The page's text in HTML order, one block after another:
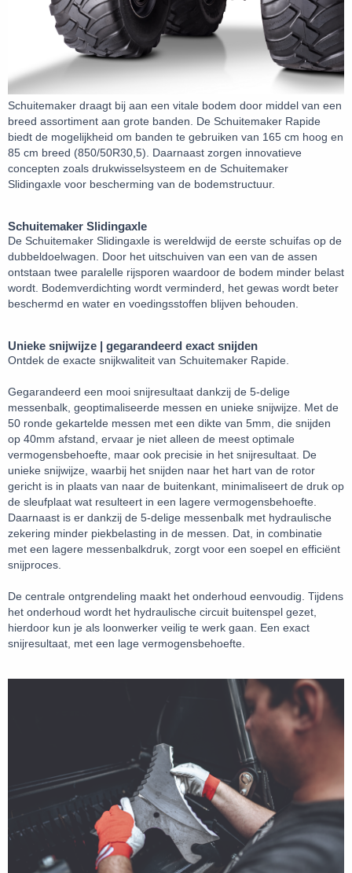
Schuitemaker draagt bij aan een vitale bodem door middel van een
breed assortiment aan grote banden. De Schuitemaker Rapide
biedt de mogelijkheid om banden te gebruiken van 165 cm hoog en
85 cm breed (850/50R30,5). Daarnaast zorgen innovatieve
concepten zoals drukwisselsysteem en de Schuitemaker
Slidingaxle voor bescherming van de bodemstructuur.
Schuitemaker Slidingaxle
De Schuitemaker Slidingaxle is wereldwijd de eerste schuifas op de
dubbeldoelwagen. Door het uitschuiven van een van de assen
ontstaan twee paralelle rijsporen waardoor de bodem minder belast
wordt. Bodemverdichting wordt verminderd, het gewas wordt beter
beschermd en water en voedingsstoffen blijven behouden.
Unieke snijwijze | gegarandeerd exact snijden
Ontdek de exacte snijkwaliteit van Schuitemaker Rapide.
Gegarandeerd een mooi snijresultaat dankzij de 5-delige
messenbalk, geoptimaliseerde messen en unieke snijwijze. Met de
50 ronde gekartelde messen met een dikte van 5mm, die snijden
op 40mm afstand, ervaar je niet alleen de meest optimale
vermogensbehoefte, maar ook precisie in het snijresultaat. De
unieke snijwijze, waarbij het snijden naar het hart van de rotor
gericht is in plaats van naar de buitenkant, minimaliseert de druk op
de sleufplaat wat resulteert in een lagere vermogensbehoefte.
Daarnaast is er dankzij de 5-delige messenbalk met hydraulische
zekering minder piekbelasting in de messen. Dat, in combinatie
met een lagere messenbalkdruk, zorgt voor een soepel en efficiënt
snijproces.
De centrale ontgrendeling maakt het onderhoud eenvoudig. Tijdens
het onderhoud wordt het hydraulische circuit buitenspel gezet,
hierdoor kun je als loonwerker veilig te werk gaan. Een exact
snijresultaat, met een lage vermogensbehoefte.